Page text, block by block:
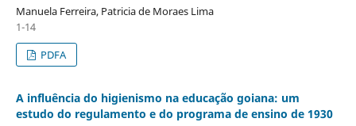
Manuela Ferreira, Patricia de Moraes Lima
1-14
PDFA
A influência do higienismo na educação goiana: um
estudo do regulamento e do programa de ensino de 1930